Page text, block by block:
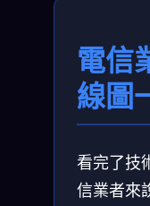
電信
線圖
看完了技
信業者來